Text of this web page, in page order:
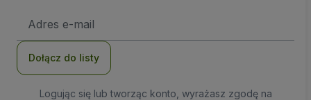
e-
Dołącz do listy
Logując się lub tworząc konto, wyrażasz zgodę na